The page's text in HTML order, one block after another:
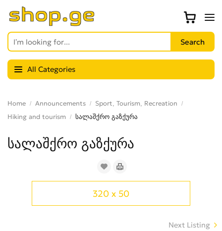
All Categories
Home Announcements
Sport, Tourism, Recreation
Hiking and tourism
სალაშქრო გაზქურა
სალაშქრო გაზქურა
320 x 50
Next Listing